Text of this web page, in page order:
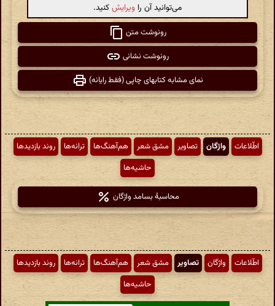
می‌توانید آن را ویرایشکنید.
رونوشت متن
رونوشت نشانی
نمای مشابه کتابهای چاپی (فقط رایانه)
اطّلاعات واژگان تصاویر مشق شعر هم‌آهنگ‌ها ترانه‌ها
روند بازدیدها
حاشیه‌ها
محاسبهٔ بسامد واژگان
اطّلاعات واژگان تصاویر مشق شعر هم‌آهنگ‌ها ترانه‌ها
روند بازدیدها
حاشیه‌ها